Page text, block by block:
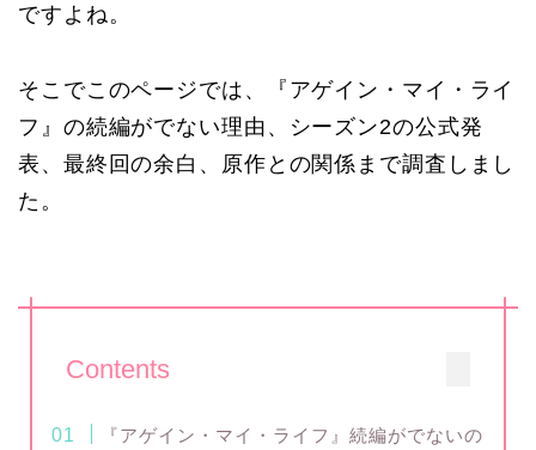
ですよね。
そこでこのページでは、『アゲイン・マイ・ライ
フ』の続編がでない理由、シーズン2の公式発
表、最終回の余白、原作との関係まで調査しまし
た。
Contents
『アゲイン・マイ・ライフ』続編がでないの